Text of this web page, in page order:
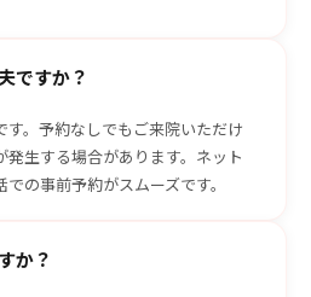
ですか？
す。予約なしでもご来院いただけ
発生する場合があります。ネット
の事前予約がスムーズです。
か？